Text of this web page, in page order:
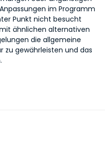
im Programm
Punkt nicht besucht
ähnlichen alternativen
die allgemeine
zu gewährleisten und das